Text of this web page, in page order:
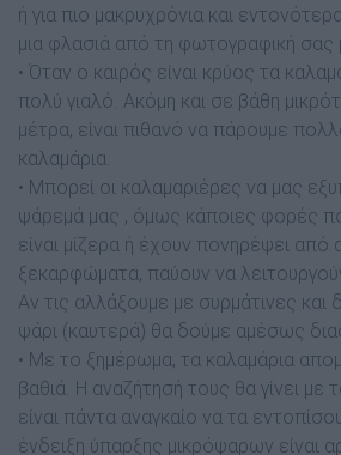
ή για πιο μακρυχρόνια και
μια φλασιά από τη φωτογραφική σας
• Όταν ο καιρός είναι κρύος τα
πολύ γιαλό. Ακόμη και σε βάθη
μέτρα, είναι πιθανό να πάρουμε
καλαμάρια.
• Μπορεί οι καλαμαριέρες να μας
ψάρεμά μας , όμως κάποιες φορές
είναι μίζερα ή έχουν πονηρέψει από
ξεκαρφώματα, παύουν να
Αν τις αλλάξουμε με συρμάτινες
ψάρι (καυτερά) θα δούμε αμέσως
• Με το ξημέρωμα, τα καλαμάρια
βαθιά. Η αναζήτησή τους θα γίνει με
είναι πάντα αναγκαίο να τα
ένδειξη ύπαρξης μικρόψαρων είναι